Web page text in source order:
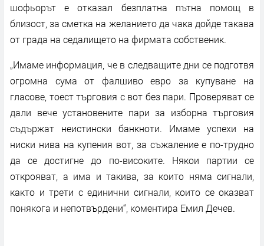
шофьорът е отказал безплатна пътна помощ в
близост, за сметка на желанието да чака дойде такава
от града на седалището на фирмата собственик.
„Имаме информация, че в следващите дни се подготвя
огромна сума от фалшиво евро за купуване на
гласове, тоест търговия с вот без пари. Проверяват се
дали вече установените пари за изборна търговия
съдържат неистински банкноти. Имаме успехи на
ниски нива на купения вот, за съжаление е по-трудно
да се достигне до по-високите. Някои партии се
открояват, а има и такива, за които няма сигнали,
както и трети с единични сигнали, които се оказват
понякога и непотвърдени“, коментира Емил Дечев.